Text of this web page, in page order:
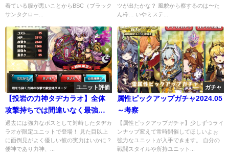
着ている服が黒いことからBSC（ブラック
サンタクロー...
ツが出たかな？ 風貌から察するのは〜た
ん枠… いやミステ...
ユニット評価
【投岩の力神タヂカラオ】全体
攻撃持ちでは間違いなく最強！
圧倒的すぎで笑
過去には強力なボスとして対峙したタヂカ
ラオが限定ユニットで登場！ 見た目以上
に面倒見がよく優しい彼の実力はいかに？
倭神であり力神、...
ガチャ
属性ピックアップガチャ2024.05
～考察
【属性ピックアップガチャ】少しずつライ
ンナップ変えて常時開催してほしいよぉ
強力なユニットが入手できます。 自分の
戦闘スタイルや所持ユニット...